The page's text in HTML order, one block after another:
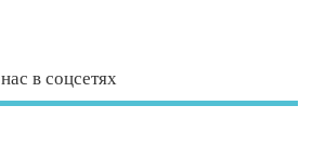
в соцсетях